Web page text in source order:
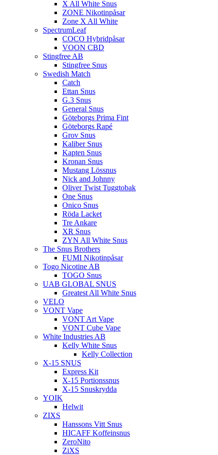
X All White Snus
ZONE Nikotinpåsar
Zone X All White
SpectrumLeaf
COCO Hybridpåsar
VOON CBD
Stingfree AB
Stingfree Snus
Swedish Match
Catch
Ettan Snus
G.3 Snus
General Snus
Göteborgs Prima Fint
Göteborgs Rapé
Grov Snus
Kaliber Snus
Kapten Snus
Kronan Snus
Mustang Lössnus
Nick and Johnny
Oliver Twist Tuggtobak
One Snus
Onico Snus
Röda Lacket
Tre Ankare
XR Snus
ZYN All White Snus
The Snus Brothers
FUMI Nikotinpåsar
Togo Nicotine AB
TOGO Snus
UAB GLOBAL SNUS
Greatest All White Snus
VELO
VONT Vape
VONT Art Vape
VONT Cube Vape
White Industries AB
Kelly White Snus
Kelly Collection
X-15 SNUS
Express Kit
X-15 Portionssnus
X-15 Snuskrydda
YOIK
Helwit
ZIXS
Hanssons Vitt Snus
HICAFF Koffeinsnus
ZeroNito
ZiXS